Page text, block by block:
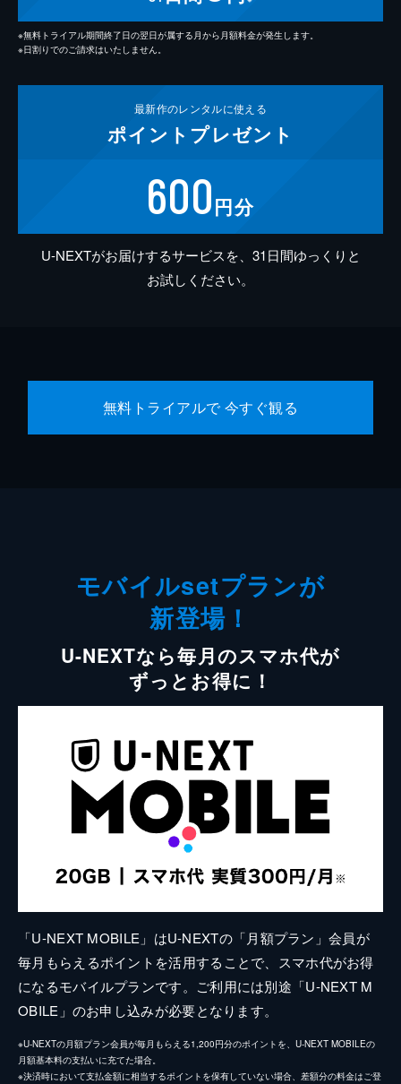
※無料トライアル期間終了日の翌日が属する月から月額料金が発生します。
※日割りでのご請求はいたしません。
最新作のレンタルに使える
ポイント プレゼント
600円分
U-NEXTがお届けするサービスを、31日間ゆっくりと
お試しください。
無料トライアルで 今すぐ観る
モバイルsetプランが
新登場！
U-NEXTなら毎月のスマホ代が
ずっとお得に！
「U-NEXT MOBILE」はU-NEXTの「月額プラン」会員が
毎月もらえるポイントを活用することで、スマホ代がお得
になるモバイルプランです。ご利用には別途「U-NEXT M
OBILE」のお申し込みが必要となります。
※U-NEXTの月額プラン会員が毎月もらえる1,200円分のポイントを、U-NEXT MOBILEの
月額基本料の支払いに充てた場合。
※決済時において支払金額に相当するポイントを保有していない場合、差額分の料金はご登